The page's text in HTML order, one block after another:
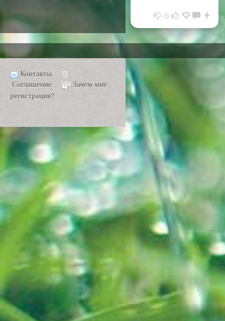
0
Контакты
Соглашение
Зачем мне
регистрация?